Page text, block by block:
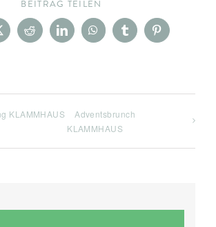
BEITRAG TEILEN
RedditLinkedInWhatsAppTumblrPinterest
KLAMMHAUS
Adventsbrunch
KLAMMHAUS